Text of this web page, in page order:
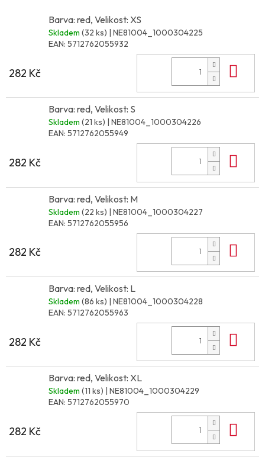
Barva: red, Velikost: XS
Skladem (32 ks) | NE81004_1000304225
EAN: 5712762055932
282 Kč
Barva: red, Velikost: S
Skladem (21 ks) | NE81004_1000304226
EAN: 5712762055949
282 Kč
Barva: red, Velikost: M
Skladem (22 ks) | NE81004_1000304227
EAN: 5712762055956
282 Kč
Barva: red, Velikost: L
Skladem (86 ks) | NE81004_1000304228
EAN: 5712762055963
282 Kč
Barva: red, Velikost: XL
Skladem (11 ks) | NE81004_1000304229
EAN: 5712762055970
282 Kč